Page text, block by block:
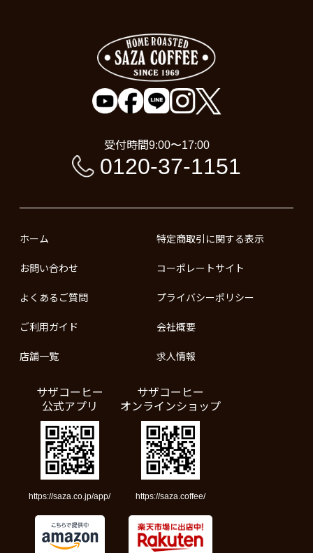
受付時間9:00〜17:00
0120-37-1151
ホーム
お問い合わせ
よくあるご質問
ご利用ガイド
店舗一覧
特定商取引に関する表示
コーポレートサイト
プライバシーポリシー
会社概要
求人情報
サザコーヒー
公式アプリ
https://saza.co.jp/app/
サザコーヒー
オンラインショップ
https://saza.coffee/